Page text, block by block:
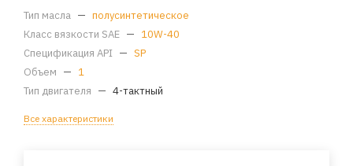
Тип масла — полусинтетическое
Класс вязкости SAE — 10W-40
Спецификация API — SP
Объем — 1
Тип двигателя — 4-тактный
Все характеристики